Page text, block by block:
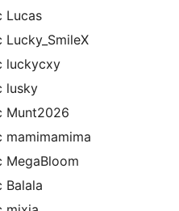
Lucas
Lucky_SmileX
luckycxy
lusky
Munt2026
mamimamima
MegaBloom
Balala